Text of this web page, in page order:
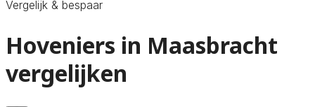
Vergelijk & bespaar
Hoveniers in Maasbracht
vergelijken